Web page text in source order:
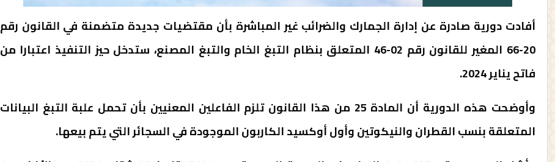
أفادت دورية صادرة عن إدارة الجمارك والضرائب غير المباشرة بأن مقتضيات جديدة متضمنة في القانون رقم
20-66 المغير للقانون رقم 02-46 المتعلق بنظام التبغ الخام والتبغ المصنع، ستدخل حيز التنفيذ اعتبارا من
فاتح يناير 2024.
وأوضحت هذه الدورية أن المادة 25 من هذا القانون تلزم الفاعلين المعنيين بأن تحمل علبة التبغ البيانات
المتعلقة بنسب القطران والنيكوتين وأول أوكسيد الكاربون الموجودة في السجائر التي يتم بيعها.